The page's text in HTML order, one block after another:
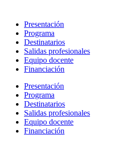
Presentación
Programa
Destinatarios
Salidas profesionales
Equipo docente
Financiación
Presentación
Programa
Destinatarios
Salidas profesionales
Equipo docente
Financiación